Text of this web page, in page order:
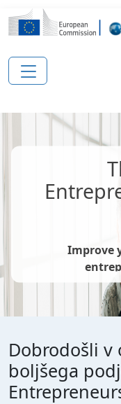
Skip to main content
Improve
Dobrodošli
boljšega